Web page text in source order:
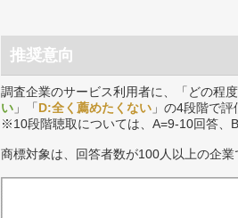
推奨意向
調査企業のサービス利用者に、「どの程
い 」「D:全く薦めたくない 」の4段階で
※10段階聴取については、A=9-10回答、
商標対象は、回答者数が100人以上の企業